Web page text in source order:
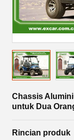
Chassis
untuk Dua
Rincian produk